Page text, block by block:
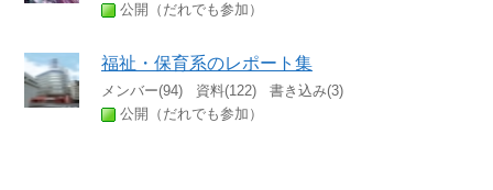
公開（だれでも参加）
福祉・保育系のレポート集
メンバー(94) 資料(122) 書き込み(3)
公開（だれでも参加）